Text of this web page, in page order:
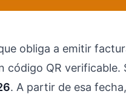
obliga a emitir
QR verificable.
. A partir de esa